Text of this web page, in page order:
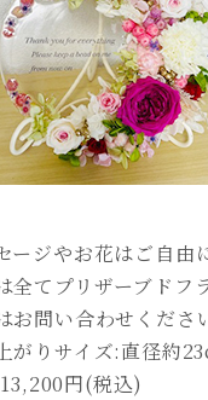
ージやお花はご自由
全てプリザーブドフ
お問い合わせくださ
がりサイズ:直径約
円(税込)